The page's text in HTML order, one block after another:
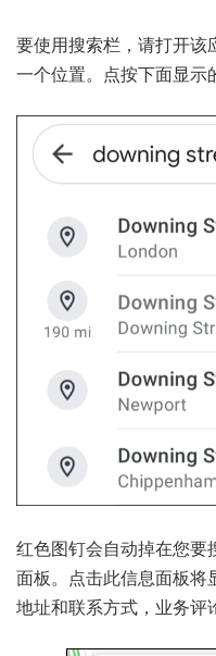
要使用搜索栏，请打开该
一个位置。点按下面显示
红色图钉会自动掉在您要
面板。点击此信息面板将
地址和联系方式，业务评